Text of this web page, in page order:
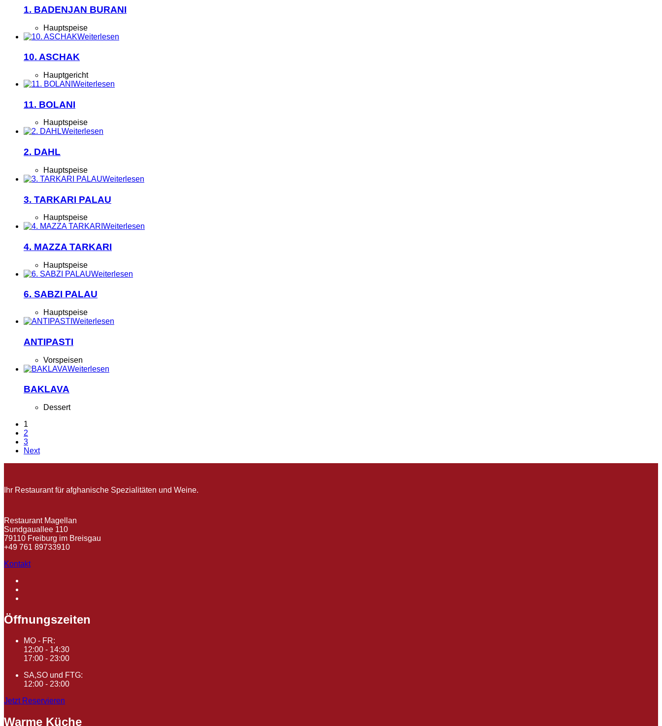
1. BADENJAN BURANI
Hauptspeise
Weiterlesen
10. ASCHAK
Hauptgericht
Weiterlesen
11. BOLANI
Hauptspeise
Weiterlesen
2. DAHL
Hauptspeise
Weiterlesen
3. TARKARI PALAU
Hauptspeise
Weiterlesen
4. MAZZA TARKARI
Hauptspeise
Weiterlesen
6. SABZI PALAU
Hauptspeise
Weiterlesen
ANTIPASTI
Vorspeisen
Weiterlesen
BAKLAVA
Dessert
1
2
3
Next
Ihr Restaurant für afghanische Spezialitäten und Weine.
Restaurant Magellan
Sundgauallee 110
79110 Freiburg im Breisgau
+49 761 89733910
Kontakt
Öffnungszeiten
MO - FR:
12:00 - 14:30
17:00 - 23:00
SA,SO und FTG:
12:00 - 23:00
Jetzt Reservieren
Warme Küche